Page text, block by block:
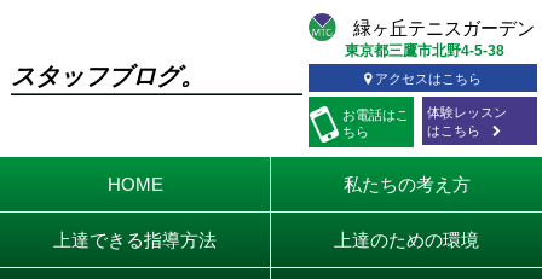
スタッフブログ。
お電話はこ
ちら
東京都三鷹市北野4-5-38
アクセスはこちら
体験レッスン
はこちら
HOME 私たちの考え方
上達できる指導方法 上達のための環境